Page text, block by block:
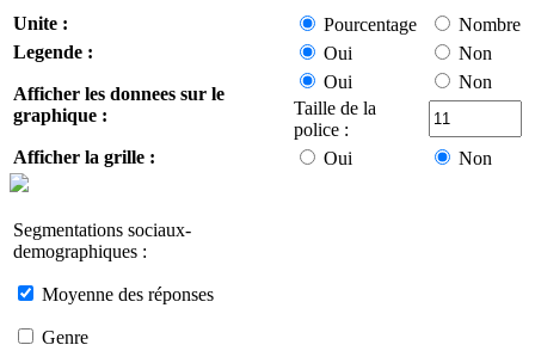
Unite : Pourcentage
Nombre
Legende :
Oui
Non
Afficher les donnees sur le
graphique :
Oui
Non
Taille de la
police :
Afficher la grille :
Oui Non
Segmentations sociaux-
demographiques :
Moyenne des réponses
Genre